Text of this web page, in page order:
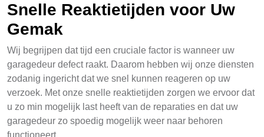
Snelle Reaktietijden voor Uw
Gemak
Wij begrijpen dat tijd een cruciale factor is wanneer uw
garagedeur defect raakt. Daarom hebben wij onze diensten
zodanig ingericht dat we snel kunnen reageren op uw
verzoek. Met onze snelle reaktietijden zorgen we ervoor dat
u zo min mogelijk last heeft van de reparaties en dat uw
garagedeur zo spoedig mogelijk weer naar behoren
functioneert.